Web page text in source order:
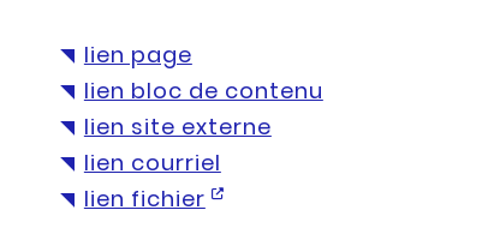
lien page
lien bloc de contenu
lien site externe
lien courriel
lien fichier